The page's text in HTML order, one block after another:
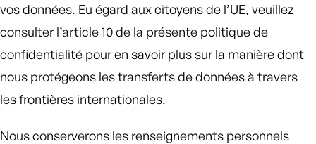
vos données. Eu égard aux citoyens de l’UE, veuillez
consulter l’article 10 de la présente politique de
confidentialité pour en savoir plus sur la manière dont
nous protégeons les transferts de données à travers
les frontières internationales.
Nous conserverons les renseignements personnels